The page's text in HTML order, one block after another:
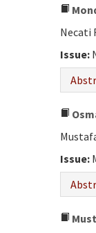
Necati
Issue:
Issue: